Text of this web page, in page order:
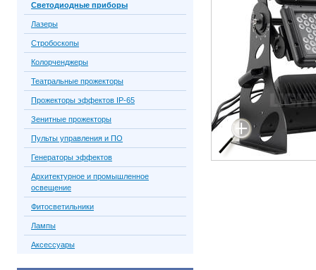
Светодиодные приборы
Лазеры
Стробоскопы
Колорченджеры
Театральные прожекторы
Прожекторы эффектов IP-65
Зенитные прожекторы
Пульты управления и ПО
Генераторы эффектов
Архитектурное и промышленное
освещение
Фитосветильники
Лампы
Аксессуары